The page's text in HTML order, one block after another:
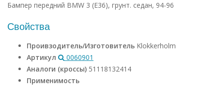
Бампер передний BMW 3 (E36), грунт. седан, 94-96
Свойства
Проивзодитель/Изготовитель Klokkerholm
Артикул
0060901
Аналоги (кроссы) 51118132414
Применимость